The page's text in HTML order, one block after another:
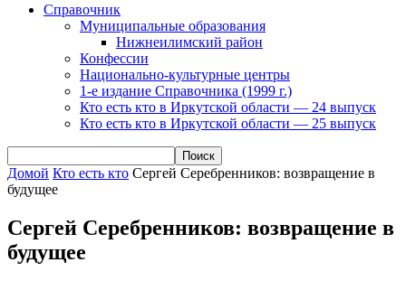
Справочник
Муниципальные образования
Нижнеилимский район
Конфессии
Национально-культурные центры
1-е издание Справочника (1999 г.)
Кто есть кто в Иркутской области — 24 выпуск
Кто есть кто в Иркутской области — 25 выпуск
Домой Кто есть кто Сергей Серебренников: возвращение в
будущее
Сергей Серебренников: возвращение в
будущее